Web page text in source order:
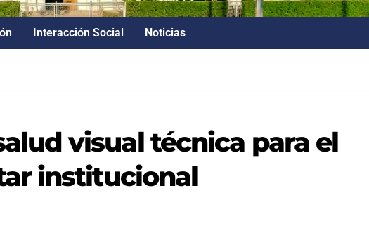
Interacción Social Noticias
visual técnica para el
institucional